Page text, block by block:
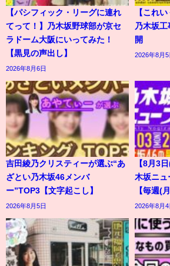
【パシフィック・リーグに連れ
てって！】乃木坂野球部が京セ
ラドーム大阪にいってみた！
【黒見の声出し】
2026年8月6日
【これ
乃木坂
開
2026年8月5
吉田綾乃クリスティーが選ぶ“あ
ざとい乃木坂46メンバ
ー”TOP3【文字起こし】
2026年8月5日
【8月3
木坂ニュ
【毎週(
2026年8月4